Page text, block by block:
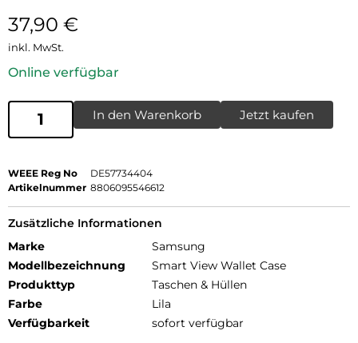
37,90 €
inkl. MwSt.
Online verfügbar
In den Warenkorb Jetzt kaufen
WEEE Reg No
DE57734404
Artikelnummer 8806095546612
Zusätzliche Informationen
Marke
Samsung
Modellbezeichnung
Smart View Wallet Case
Produkttyp
Taschen & Hüllen
Farbe
Lila
Verfügbarkeit
sofort verfügbar